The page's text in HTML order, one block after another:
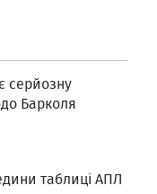
серйозну
Барколя
таблиці АПЛ